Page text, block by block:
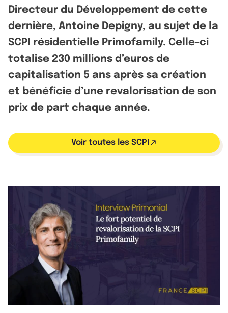
Directeur du Développement de cette
dernière, Antoine Depigny, au sujet de la
SCPI résidentielle Primofamily. Celle-ci
totalise 230 millions d’euros de
capitalisation 5 ans après sa création
et bénéficie d’une revalorisation de son
prix de part chaque année.
Voir toutes les SCPI